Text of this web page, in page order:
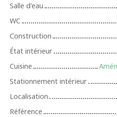
Salle d'eau
WC
Construction
État intérieur
Cuisine
Stationnement intérieur
Localisation
Référence